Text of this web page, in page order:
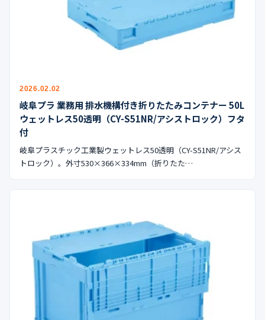
🇰🇷🇹🇼
2026.02.02
岐阜プラ 業務用 排水機構付き折りたたみコンテナー 50L
ウェットレス50透明（CY-S51NR/アシストロック）フタ
付
岐阜プラスチック工業製ウェットレス50透明（CY-S51NR/アシス
トロック）。外寸530×366×334mm（折りたた…